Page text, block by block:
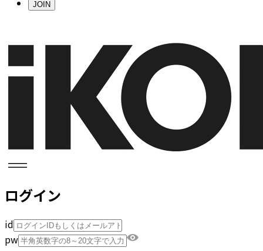
JOIN
ログイン
id
pw